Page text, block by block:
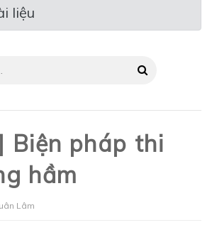
liệu
Biện pháp thi
hầm
Lâm